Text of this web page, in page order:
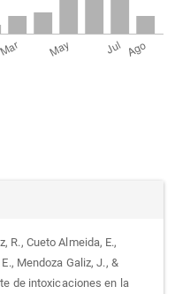
R., Cueto Almeida, E.,
Mendoza Galiz, J., &
de intoxicaciones en la